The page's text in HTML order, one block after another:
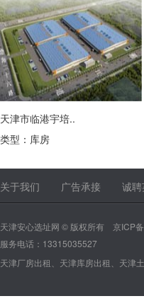
天津市临港宇培..
类型：库房
13315035527
关于我们
广告承接 诚
天津安心选址网 © 版权所有 京ICP
服务电话：13315035527
天津厂房出租、天津库房出租、天